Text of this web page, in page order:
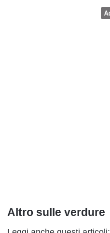
Altro sulle verdure